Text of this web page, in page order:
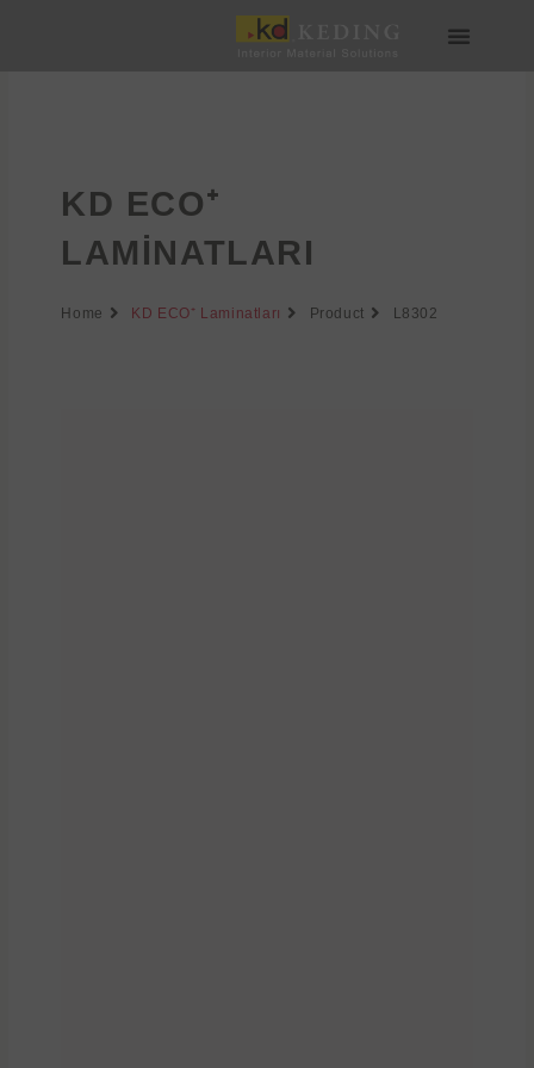
KD ECO⁺
LAMINATLARI
Home KD ECO⁺ Laminatları Product L8302